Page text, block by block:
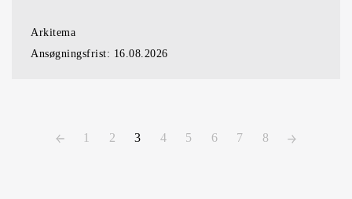
Arkitema
Ansøgningsfrist: 16.08.2026
1 2 3 4 5 6 7 8